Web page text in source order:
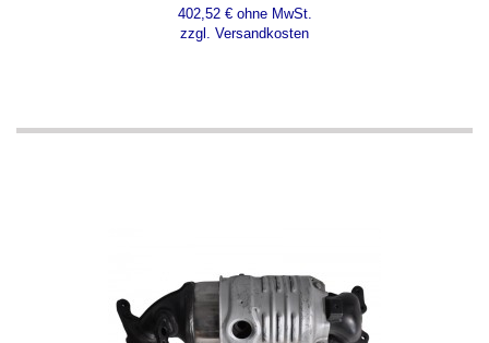
402,52 € ohne MwSt.
zzgl. Versandkosten